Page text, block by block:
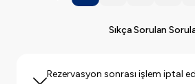
Sıkça Sorulan
Rezervasyon sonrası işlem iptal